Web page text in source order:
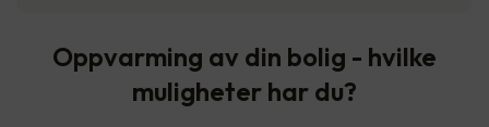
Oppvarming av din bolig - hvilke
muligheter har du?